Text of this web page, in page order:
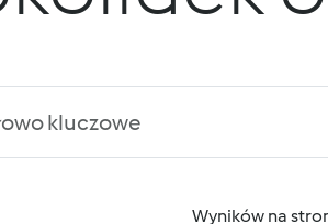
Wyników na